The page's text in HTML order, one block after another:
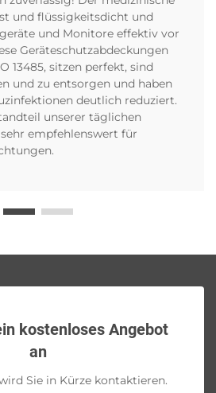
und flüssigkeitsdicht und
und Monitore effektiv vor
Geräteschutzabdeckungen
13485, sitzen perfekt, sind
und zu entsorgen und haben
deutlich reduziert.
unserer täglichen
empfehlenswert für
kostenloses Angebot
an
Sie in Kürze kontaktieren.